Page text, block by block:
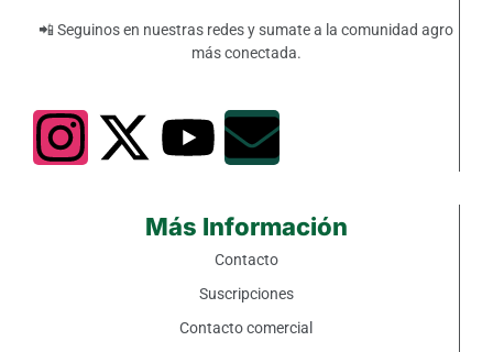
📲 Seguinos en nuestras redes y sumate a la comunidad agro
más conectada.
Más Información
Contacto
Suscripciones
Contacto comercial